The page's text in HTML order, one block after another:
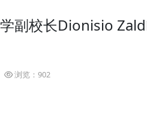
副校长Dionisio
浏览：902